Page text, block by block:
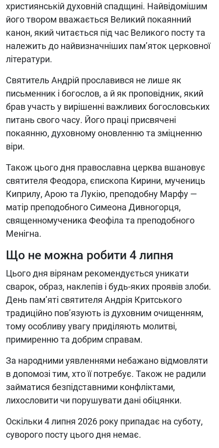
християнській духовній спадщині. Найвідомішим
його твором вважається Великий покаянний
канон, який читається під час Великого посту та
належить до найвизначніших пам’яток церковної
літератури.
Святитель Андрій прославився не лише як
письменник і богослов, а й як проповідник, який
брав участь у вирішенні важливих богословських
питань свого часу. Його праці присвячені
покаянню, духовному оновленню та зміцненню
віри.
Також цього дня православна церква вшановує
святителя Феодора, єпископа Кирини, мучениць
Киприлу, Арою та Лукію, преподобну Марфу —
матір преподобного Симеона Дивногорця,
священномученика Феофіла та преподобного
Менігна.
Що не можна робити 4 липня
Цього дня вірянам рекомендується уникати
сварок, образ, наклепів і будь-яких проявів злоби.
День пам’яті святителя Андрія Критського
традиційно пов’язують із духовним очищенням,
тому особливу увагу приділяють молитві,
примиренню та добрим справам.
За народними уявленнями небажано відмовляти
в допомозі тим, хто її потребує. Також не радили
займатися безпідставними конфліктами,
лихословити чи порушувати дані обіцянки.
Оскільки 4 липня 2026 року припадає на суботу,
суворого посту цього дня немає.